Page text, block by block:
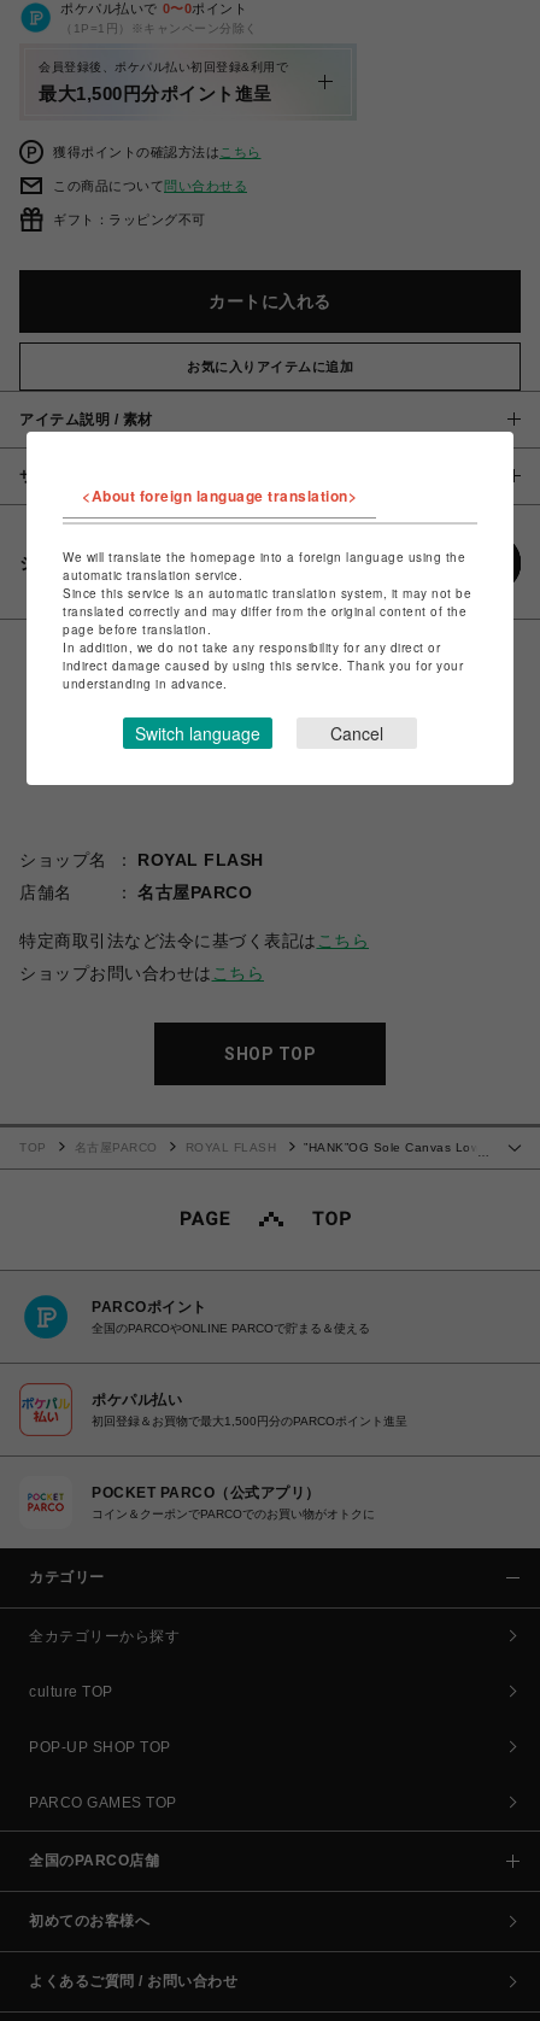
ポケパル払いで 0〜0ポイント
（1P=1円）※キャンペーン分除く
会員登録後、ポケパル払い初回登録&利用で
最大1,500円分ポイント進呈
獲得ポイントの確認方法は こちら
この商品について問い合わせる
ギフト：ラッピング不可
カートに入れる
お気に入りアイテムに追加
アイテム説明 / 素材
サイズ
シェアする
ショップ名
ROYAL FLASH
店舗名
名古屋PARCO
特定商取引法など法令に基づく表記は こちら
ショップお問い合わせは こちら
SHOP TOP
…
TOP 名古屋PARCO ROYAL FLASH
”HANK”OG Sole Canvas Low-
PARCOポイント
全国のPARCOやONLINE PARCOで貯まる＆使える
ポケパル払い
初回登録＆お買物で最大1,500円分のPARCOポイント進呈
POCKET PARCO（公式アプリ）
コイン＆クーポンでPARCOでのお買い物がオトクに
カテゴリー
全カテゴリーから探す
culture TOP
POP-UP SHOP TOP
PARCO GAMES TOP
全国のPARCO店舗
初めてのお客様へ
よくあるご質問 / お問い合わせ
<About foreign language translation>
We will translate the homepage into a foreign language using the
automatic translation service.
Since this service is an automatic translation system, it may not be
translated correctly and may differ from the original content of the
page before translation.
In addition, we do not take any responsibility for any direct or
indirect damage caused by using this service. Thank you for your
understanding in advance.
Switch language Cancel